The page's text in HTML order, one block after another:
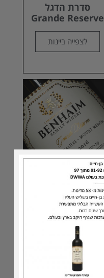
סדרת הדגל
Grande Reserve
לצפייה ביינות
מגנומים
ומיוחדים
לצפייה ביינות